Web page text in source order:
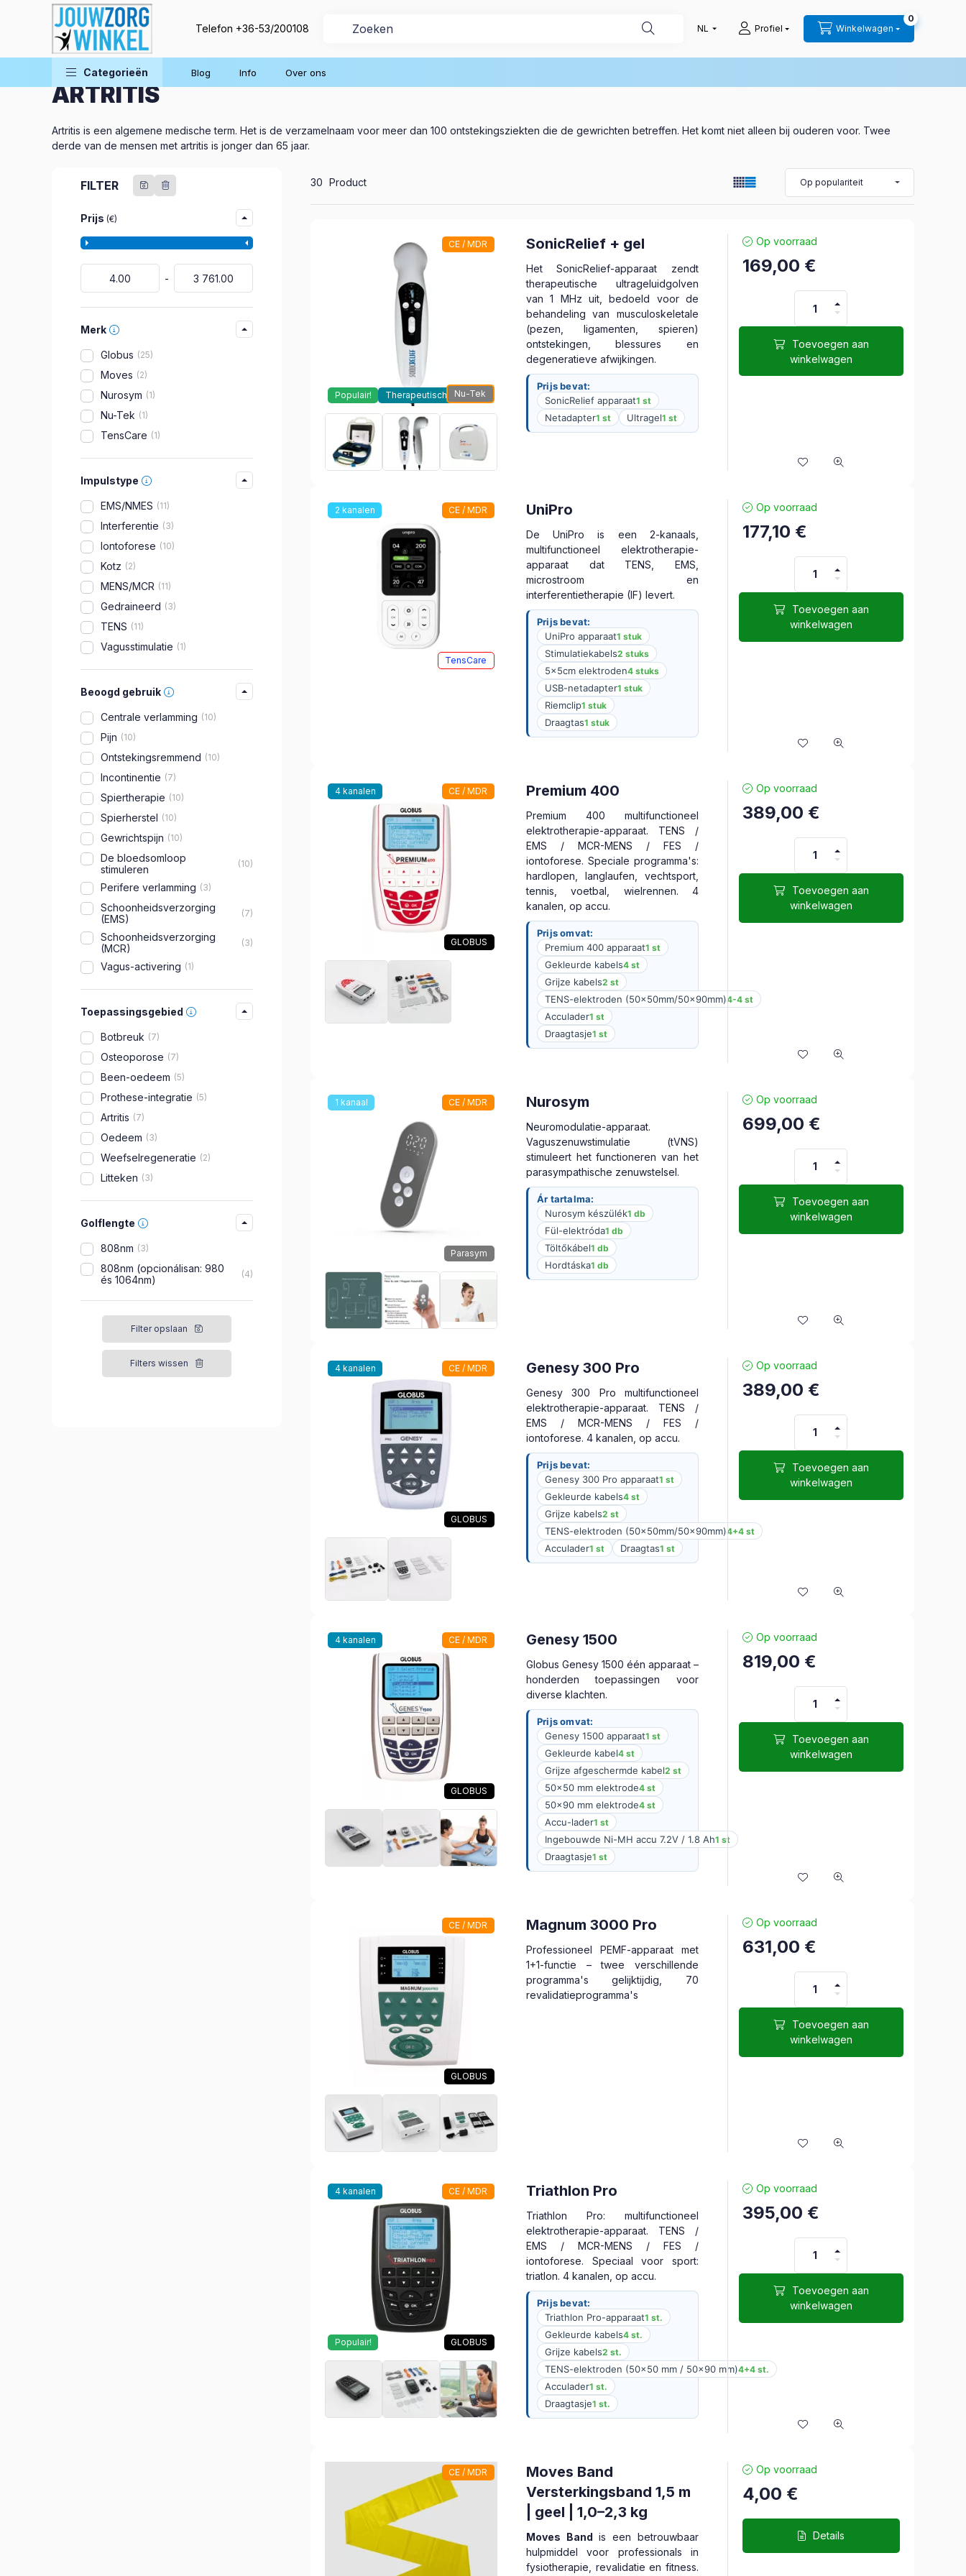
Telefon +36-53/200108 Profiel Winkelwagen
0
Categorieën Blog Info Over ons
ARTRITIS
Artritis is een algemene medische term. Het is de verzamelnaam voor meer dan 100 ontstekingsziekten die de gewrichten betreffen. Het komt niet alleen bij ouderen voor. Twee
derde van de mensen met artritis is jonger dan 65 jaar.
FILTER
Prijs (€)
Merk
Globus 25
Moves 2
Nurosym 1
Nu-Tek 1
TensCare 1
Impulstype
EMS/NMES 11
Interferentie 3
Iontoforese 10
Kotz 2
MENS/MCR 11
Gedraineerd 3
TENS 11
Vagusstimulatie 1
Beoogd gebruik
Centrale verlamming 10
Pijn 10
Ontstekingsremmend 10
Incontinentie 7
Spiertherapie 10
Spierherstel 10
Gewrichtspijn 10
De bloedsomloop
stimuleren
10
Perifere verlamming 3
Schoonheidsverzorging
(EMS)
7
Schoonheidsverzorging
(MCR)
3
Vagus-activering 1
Toepassingsgebied
Botbreuk 7
Osteoporose 7
Been-oedeem 5
Prothese-integratie 5
Artritis 7
Oedeem 3
Weefselregeneratie 2
Litteken 3
Golflengte
808nm 3
808nm (opcionálisan: 980
és 1064nm)
4
Filter opslaan
Filters wissen
Alle producten in de categorie
30 Product
CE / MDR
Populair! Therapeutisch Nu-Tek
SonicRelief + gel
Het SonicRelief-apparaat zendt
therapeutische ultrageluidgolven
van 1 MHz uit, bedoeld voor de
behandeling van musculoskeletale
(pezen, ligamenten, spieren)
ontstekingen, blessures en
degeneratieve afwijkingen.
Prijs bevat:
SonicRelief apparaat1 st
Netadapter1 st Ultragel1 st
Op voorraad
169,00 €
Toevoegen aan
winkelwagen
2 kanalen CE / MDR
TensCare
UniPro
De UniPro is een 2-kanaals,
multifunctioneel elektrotherapie-
apparaat dat TENS, EMS,
microstroom en
interferentietherapie (IF) levert.
Prijs bevat:
UniPro apparaat1 stuk
Stimulatiekabels2 stuks
5x5cm elektroden4 stuks
USB-netadapter1 stuk
Riemclip1 stuk
Draagtas1 stuk
Op voorraad
177,10 €
Toevoegen aan
winkelwagen
4 kanalen CE / MDR
GLOBUS
Premium 400
Premium 400 multifunctioneel
elektrotherapie-apparaat. TENS /
EMS / MCR-MENS / FES /
iontoforese. Speciale programma's:
hardlopen, langlaufen, vechtsport,
tennis, voetbal, wielrennen. 4
kanalen, op accu.
Prijs omvat:
Premium 400 apparaat1 st
Gekleurde kabels4 st
Grijze kabels2 st
TENS-elektroden (50x50mm/50x90mm)4-4 st
Acculader1 st
Draagtasje1 st
Op voorraad
389,00 €
Toevoegen aan
winkelwagen
1 kanaal CE / MDR
Parasym
Nurosym
Neuromodulatie-apparaat.
Vaguszenuwstimulatie (tVNS)
stimuleert het functioneren van het
parasympathische zenuwstelsel.
Ár tartalma:
Nurosym készülék1 db
Fül-elektróda1 db
Töltőkábel1 db
Hordtáska1 db
Op voorraad
699,00 €
Toevoegen aan
winkelwagen
4 kanalen CE / MDR
GLOBUS
Genesy 300 Pro
Genesy 300 Pro multifunctioneel
elektrotherapie-apparaat. TENS /
EMS / MCR-MENS / FES /
iontoforese. 4 kanalen, op accu.
Prijs bevat:
Genesy 300 Pro apparaat1 st
Gekleurde kabels4 st
Grijze kabels2 st
TENS-elektroden (50x50mm/50x90mm)4+4 st
Acculader1 st Draagtas1 st
Op voorraad
389,00 €
Toevoegen aan
winkelwagen
4 kanalen CE / MDR
GLOBUS
Genesy 1500
Globus Genesy 1500 één apparaat –
honderden toepassingen voor
diverse klachten.
Prijs omvat:
Genesy 1500 apparaat1 st
Gekleurde kabel4 st
Grijze afgeschermde kabel2 st
50×50 mm elektrode4 st
50×90 mm elektrode4 st
Accu-lader1 st
Ingebouwde Ni-MH accu 7.2V / 1.8 Ah1 st
Draagtasje1 st
Op voorraad
819,00 €
Toevoegen aan
winkelwagen
CE / MDR
GLOBUS
Magnum 3000 Pro
Professioneel PEMF-apparaat met
1+1-functie – twee verschillende
programma's gelijktijdig, 70
revalidatieprogramma's
Op voorraad
631,00 €
Toevoegen aan
winkelwagen
4 kanalen CE / MDR
Populair! GLOBUS
Triathlon Pro
Triathlon Pro: multifunctioneel
elektrotherapie-apparaat. TENS /
EMS / MCR-MENS / FES /
iontoforese. Speciaal voor sport:
triatlon. 4 kanalen, op accu.
Prijs bevat:
Triathlon Pro-apparaat1 st.
Gekleurde kabels4 st.
Grijze kabels2 st.
TENS-elektroden (50x50 mm / 50x90 mm)4+4 st.
Acculader1 st.
Draagtasje1 st.
Op voorraad
395,00 €
Toevoegen aan
winkelwagen
CE / MDR
Moves Band
Versterkingsband 1,5 m
| geel | 1,0–2,3 kg
Moves Band is een betrouwbaar
hulpmiddel voor professionals in
fysiotherapie, revalidatie en fitness.
Op voorraad
4,00 €
Details